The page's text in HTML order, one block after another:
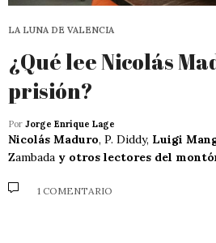
LA LUNA DE VALENCIA
¿Qué lee Nicolás
prisión?
Por Jorge Enrique Lage
Nicolás Maduro, P. Diddy, Luigi
Zambada y otros lectores del
1 COMENTARIO